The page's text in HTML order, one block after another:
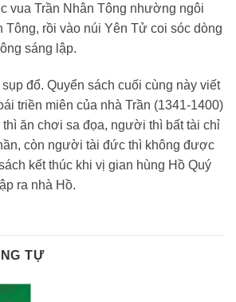
vua Trần Nhân Tông nhường ngôi
Tông, rồi vào núi Yên Tử coi sóc dòng
sáng lập.
đổ. Quyển sách cuối cùng này viết
triền miên của nhà Trần (1341-1400)
thì ăn chơi sa đọa, người thì bất tài chỉ
còn người tài đức thì không được
kết thúc khi vị gian hùng Hồ Quý
ra nhà Hồ.
TỰ